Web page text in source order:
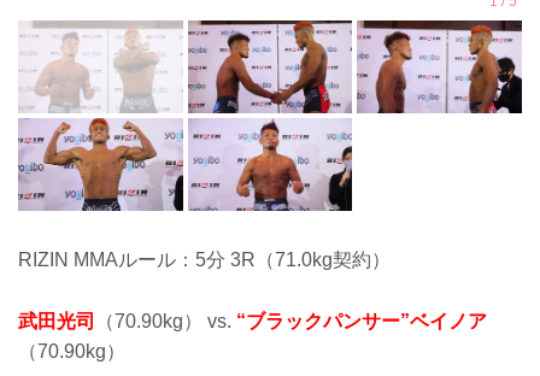
RIZIN MMAルール：5分 3R（71.0kg契約）
武田光司 （70.90kg） vs. “ブラックパンサー”ベイノア
（70.90kg）